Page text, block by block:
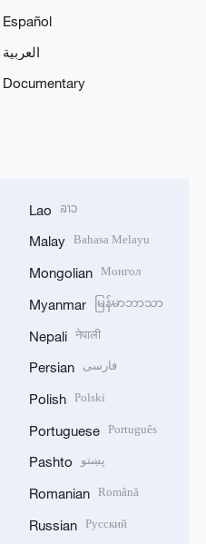
Español
العربية
Documentary
Lao ລາວ
Malay Bahasa Melayu
Mongolian Монгол
Myanmar မြန်မာဘာသာ
Nepali नेपाली
Persian فارسی
Polish Polski
Portuguese Português
Pashto پښتو
Romanian Română
Russian Русский